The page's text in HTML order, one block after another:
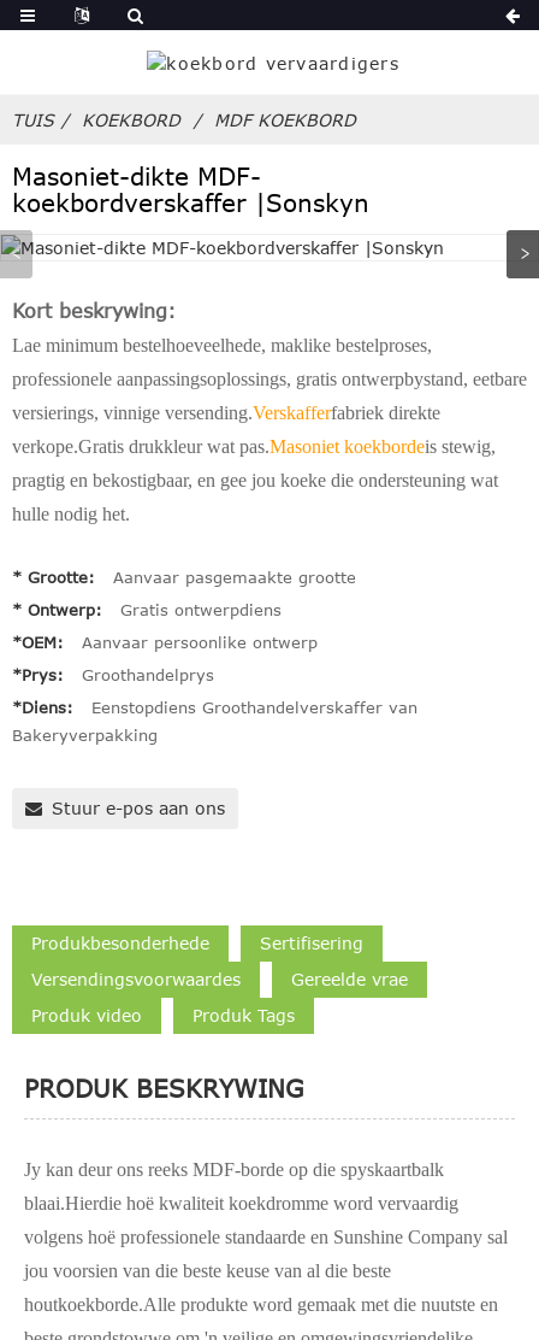
TUIS KOEKBORD MDF KOEKBORD
Masoniet-dikte MDF-
koekbordverskaffer |Sonskyn
Kort beskrywing:
Lae minimum bestelhoeveelhede, maklike bestelproses,
professionele aanpassingsoplossings, gratis ontwerpbystand, eetbare
versierings, vinnige versending.Verskafferfabriek direkte
verkope.Gratis drukkleur wat pas.Masoniet koekbordeis stewig,
pragtig en bekostigbaar, en gee jou koeke die ondersteuning wat
hulle nodig het.
* Grootte:
Aanvaar pasgemaakte grootte
* Ontwerp:
Gratis ontwerpdiens
*OEM:
Aanvaar persoonlike ontwerp
*Prys:
Groothandelprys
*Diens:
Eenstopdiens Groothandelverskaffer van
Bakeryverpakking
Stuur e-pos aan ons
Produkbesonderhede
Sertifisering
Versendingsvoorwaardes
Gereelde vrae
Produk video
Produk Tags
PRODUK BESKRYWING
Jy kan deur ons reeks MDF-borde op die spyskaartbalk
blaai.Hierdie hoë kwaliteit koekdromme word vervaardig
volgens hoë professionele standaarde en Sunshine Company sal
jou voorsien van die beste keuse van al die beste
houtkoekborde.Alle produkte word gemaak met die nuutste en